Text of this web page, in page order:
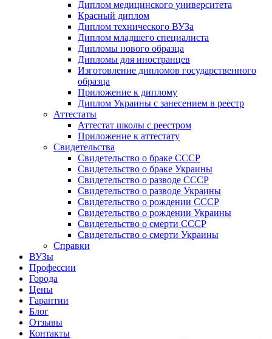
Диплом медицинского университета
Красный диплом
Диплом технического ВУЗа
Диплом младшего специалиста
Дипломы нового образца
Дипломы для иностранцев
Изготовление дипломов государственного
образца
Приложение к диплому
Диплом Украины с занесением в реестр
Аттестаты
Аттестат школы с реестром
Приложение к аттестату
Свидетельства
Свидетельство о браке СССР
Свидетельство о браке Украины
Свидетельство о разводе СССР
Свидетельство о разводе Украины
Свидетельство о рождении СССР
Свидетельство о рождении Украины
Свидетельство о смерти СССР
Свидетельство о смерти Украины
Справки
ВУЗы
Профессии
Города
Цены
Гарантии
Блог
Отзывы
Контакты